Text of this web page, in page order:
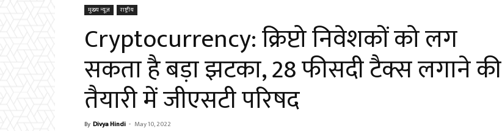
मुख्य न्यूज़ राष्ट्रीय
Cryptocurrency: क्रिप्टो निवेशकों को लग
सकता है बड़ा झटका, 28 फीसदी टैक्स लगाने की
तैयारी में जीएसटी परिषद
By Divya Hindi - May 10, 2022